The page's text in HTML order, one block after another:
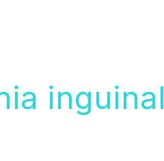
inguinal